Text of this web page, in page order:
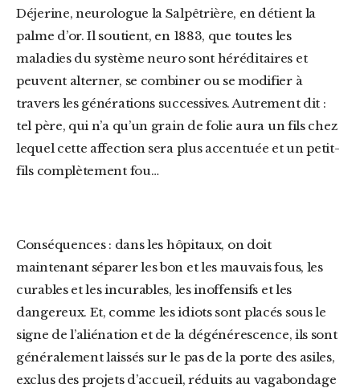
Déjerine, neurologue la Salpêtrière, en détient la
palme d’or. Il soutient, en 1883, que toutes les
maladies du système neuro sont héréditaires et
peuvent alterner, se combiner ou se modifier à
travers les générations successives. Autrement dit :
tel père, qui n’a qu’un grain de folie aura un fils chez
lequel cette affection sera plus accentuée et un petit-
fils complètement fou…
Conséquences : dans les hôpitaux, on doit
maintenant séparer les bon et les mauvais fous, les
curables et les incurables, les inoffensifs et les
dangereux. Et, comme les idiots sont placés sous le
signe de l’aliénation et de la dégénérescence, ils sont
généralement laissés sur le pas de la porte des asiles,
exclus des projets d’accueil, réduits au vagabondage